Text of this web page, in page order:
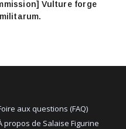
Vulture forge
aux questions (FAQ)
propos de Salaise Figurine